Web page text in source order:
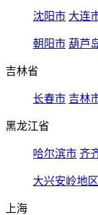
沈阳市 大连
朝阳市 葫芦
吉林省
长春市 吉林
黑龙江省
哈尔滨市 齐
大兴安岭地区
上海